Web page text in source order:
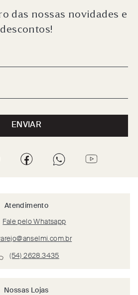
das nossas novidades e
descontos!
ENVIAR
Atendimento
Fale pelo Whatsapp
(54) 2628.3435
Nossas Lojas